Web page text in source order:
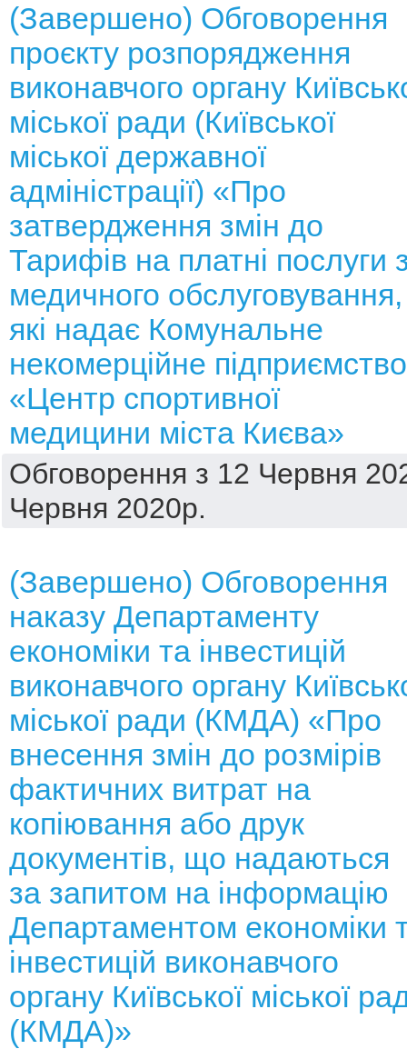
(Завершено) Обговорення
проєкту розпорядження
виконавчого органу
міської ради (Київської
міської державної
адміністрації) «Про
затвердження змін до
Тарифів на платні послуги
медичного обслуговування,
які надає Комунальне
некомерційне підприємство
«Центр спортивної
медицини міста Києва»
Обговорення з 12 Червня
Червня 2020р.
(Завершено) Обговорення
наказу Департаменту
економіки та інвестицій
виконавчого органу
міської ради (КМДА) «Про
внесення змін до розмірів
фактичних витрат на
копіювання або друк
документів, що надаються
за запитом на інформацію
Департаментом економіки
інвестицій виконавчого
органу Київської міської
(КМДА)»